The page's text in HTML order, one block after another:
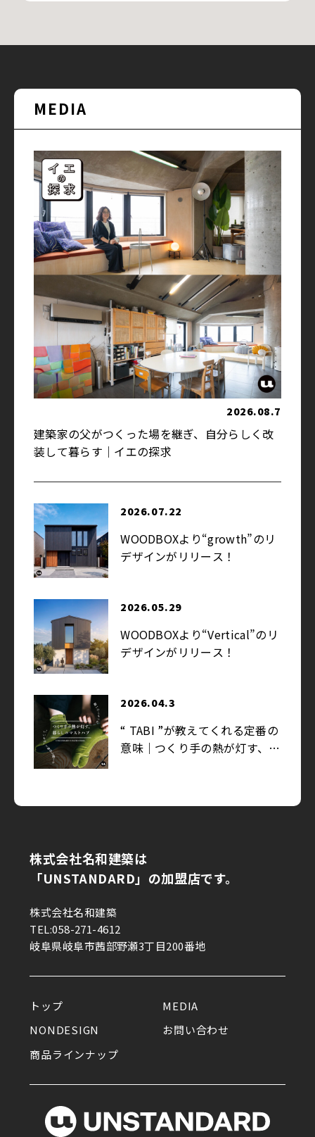
MEDIA
2026.08.7
建築家の父がつくった場を継ぎ、自分らしく改
装して暮らす｜イエの探求
2026.07.22
WOODBOXより“growth”のリ
デザインがリリース！
2026.05.29
WOODBOXより“Vertical”のリ
デザインがリリース！
2026.04.3
“ TABI ”が教えてくれる定番の
意味｜つくり手の熱が灯す、暮
まる。モデル・中島沙希が暮ら
す広大なワンルーム｜イエの探
求
株式会社名和建築は
「UNSTANDARD」の加盟店です。
株式会社名和建築
TEL:058-271-4612
岐阜県岐阜市茜部野瀬3丁目200番地
トップ
MEDIA
NONDESIGN
お問い合わせ
商品ラインナップ